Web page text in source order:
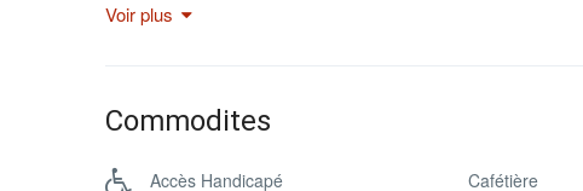
suffisamment de place pour s’étaler, faire
d’une superficie de 31m², avec une vue sur
canapé.
Voir plus
Commodites
Accès Handicapé Cafétière